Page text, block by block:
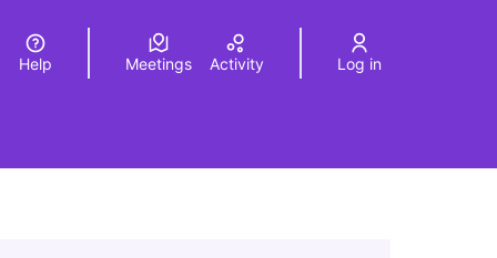
Elegir el idiomaChoose language
Help Meetings Activity Log in